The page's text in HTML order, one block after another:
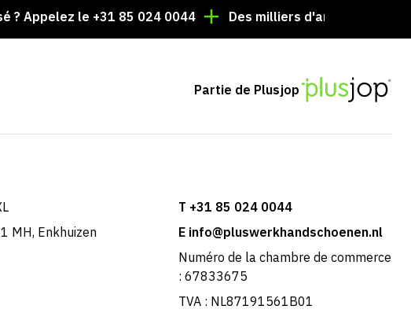
le +31 85 024 0044 Des milliers d'articles toujours en
Partie de Plusjop
MH, Enkhuizen
T +31 85 024 0044
E info@pluswerkhandschoenen.nl
Numéro de la chambre de commerce
: 67833675
TVA : NL87191561B01